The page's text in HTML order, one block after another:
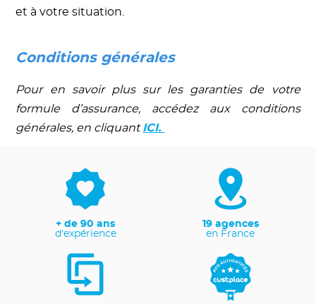
et à votre situation.
Conditions générales
Pour en savoir plus sur les garanties de votre
formule d’assurance, accédez aux conditions
générales, en cliquantICI.
+ de 90 ans
d'expérience
19 agences
en France